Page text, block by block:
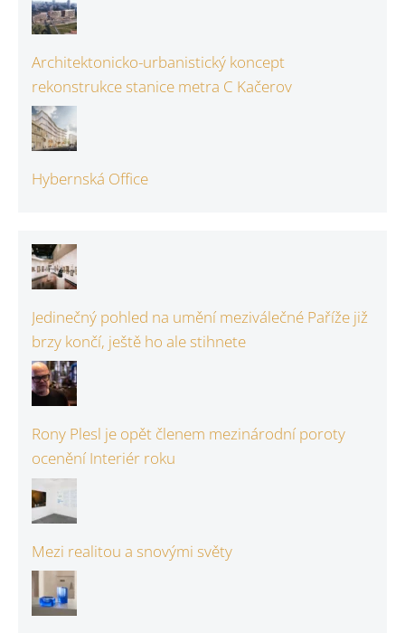
Architektonicko-urbanistický koncept
rekonstrukce stanice metra C Kačerov
Hybernská Office
Jedinečný pohled na umění meziválečné Paříže již
brzy končí, ještě ho ale stihnete
Rony Plesl je opět členem mezinárodní poroty
ocenění Interiér roku
Mezi realitou a snovými světy